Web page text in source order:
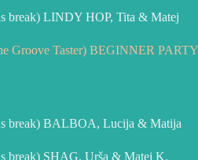
break)LINDY HOP, Tita & Matej
Groove Taster)BEGINNER PARTY
break)BALBOA, Lucija & Matija
break) SHAG, Urša & Matej K.